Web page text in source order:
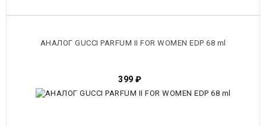
АНАЛОГ GUCCI PARFUM II FOR WOMEN EDP 68 ml
399 ₽